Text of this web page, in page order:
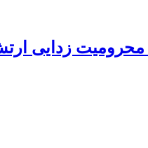
محرومیت‌ زدایی